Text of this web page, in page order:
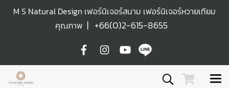
M S Natural Design เฟอร์นิเจอร์สนาม เฟอร์นิเจอร์หวายเทียม
คุณภาพ | +66(0)2-615-8655